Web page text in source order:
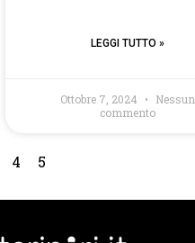
LEGGI TUTTO »
Ottobre 7, 2024
Nessun
commento
4 5